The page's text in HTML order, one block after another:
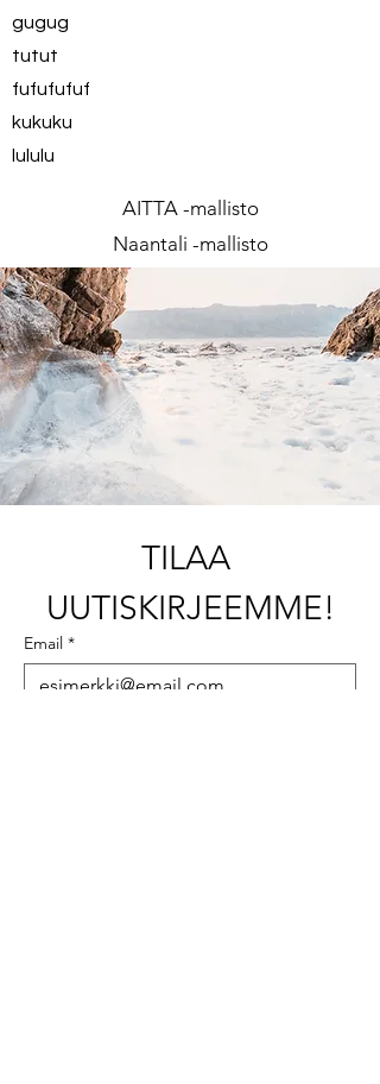
gugug
tutut
fufufufuf
kukuku
lululu
AITTA -mallisto
Naantali -mallisto
TILAA
UUTISKIRJEEMME!
Email *